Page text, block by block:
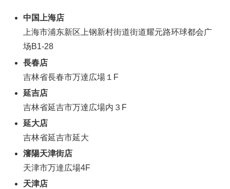
中国上海店
上海市浦东新区上钢新村街道街道耀元路环球都会广
场B1-28
長春店
吉林省長春市万達広場１F
延吉店
吉林省延吉市万達広場内３F
延大店
吉林省延吉市延大
瀋陽天津街店
天津市万達広場4F
天津店